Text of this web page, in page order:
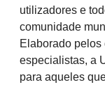
utilizadores e
comunidade
Elaborado
especialistas, a
para aqueles